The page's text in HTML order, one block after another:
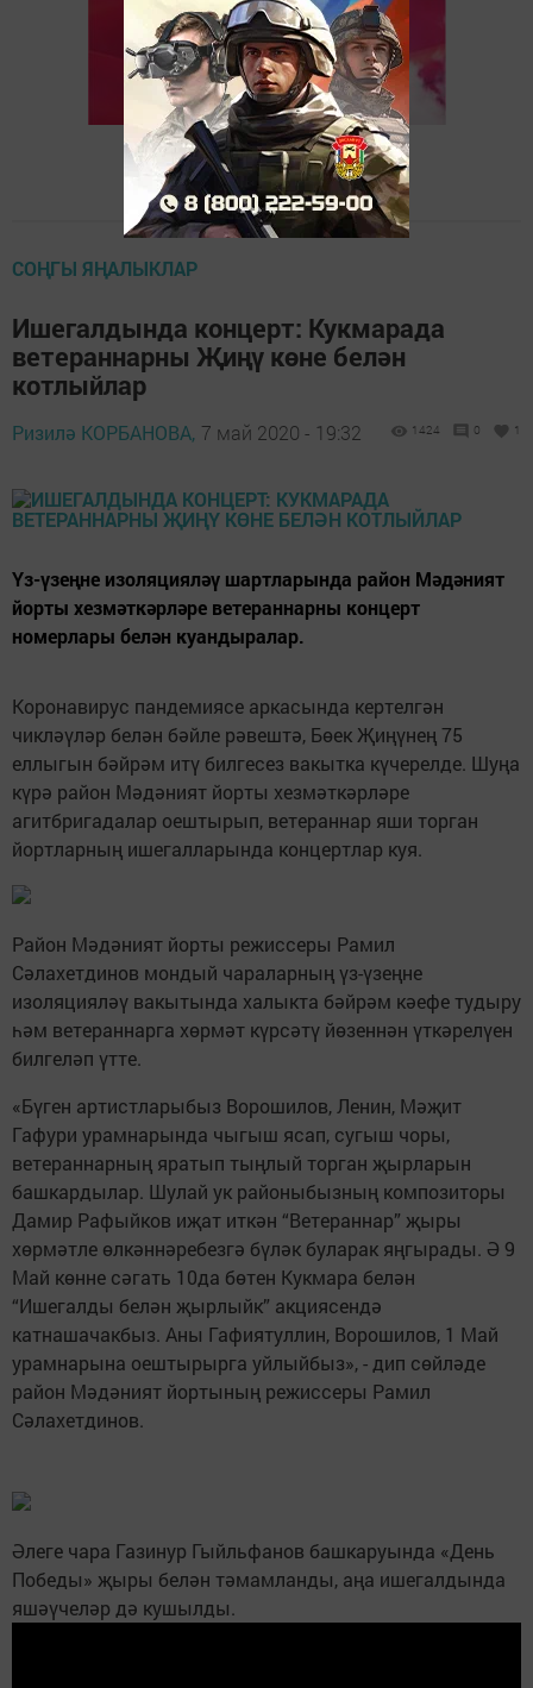
СОҢГЫ ЯҢАЛЫКЛАР
Ишегалдында концерт: Кукмарада
ветераннарны Җиңү көне белән
котлыйлар
Ризилә КОРБАНОВА, 7 май 2020 - 19:32 1424 0 1
Үз-үзеңне изоляцияләү шартларында район Мәдәният
йорты хезмәткәрләре ветераннарны концерт
номерлары белән куандыралар.
Коронавирус пандемиясе аркасында кертелгән
чикләүләр белән бәйле рәвештә, Бөек Җиңүнең 75
еллыгын бәйрәм итү билгесез вакытка күчерелде. Шуңа
күрә район Мәдәният йорты хезмәткәрләре
агитбригадалар оештырып, ветераннар яши торган
йортларның ишегалларында концертлар куя.
Район Мәдәният йорты режиссеры Рамил
Сәлахетдинов мондый чараларның үз-үзеңне
изоляцияләү вакытында халыкта бәйрәм кәефе тудыру
һәм ветераннарга хөрмәт күрсәтү йөзеннән үткәрелүен
билгеләп үтте.
«Бүген артистларыбыз Ворошилов, Ленин, Мәҗит
Гафури урамнарында чыгыш ясап, сугыш чоры,
ветераннарның яратып тыңлый торган җырларын
башкардылар. Шулай ук районыбызның композиторы
Дамир Рафыйков иҗат иткән “Ветераннар” җыры
хөрмәтле өлкәннәребезгә бүләк буларак яңгырады. Ә 9
Май көнне сәгать 10да бөтен Кукмара белән
“Ишегалды белән җырлыйк” акциясендә
катнашачакбыз. Аны Гафиятуллин, Ворошилов, 1 Май
урамнарына оештырырга уйлыйбыз», - дип сөйләде
район Мәдәният йортының режиссеры Рамил
Сәлахетдинов.
Әлеге чара Газинур Гыйльфанов башкаруында «День
Победы» җыры белән тәмамланды, аңа ишегалдында
яшәүчеләр дә кушылды.